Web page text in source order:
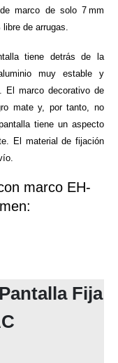
marco de solo 7 mm
de arrugas.
tiene detrás de la
muy estable y
El marco decorativo de
mate y, por tanto, no
tiene un aspecto
El material de fijación
marco EH-
Fija